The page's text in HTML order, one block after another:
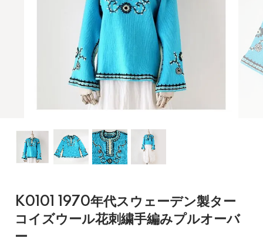
K0101 1970年代スウェーデン製ター
コイズウール花刺繍手編みプルオーバ
ー